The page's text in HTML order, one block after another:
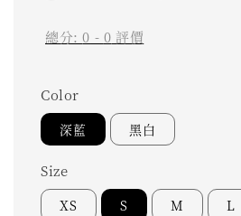
總分:0 - 0 評價
Color
深藍 黑白
Size
XS S M L